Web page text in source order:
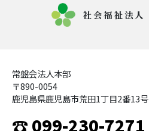
社会福祉法人
常盤会法人本部
〒890-0054
鹿児島県鹿児島市荒田1丁目2番13号
☎ 099-230-7271